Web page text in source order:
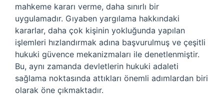
mahkeme kararı verme, daha sınırlı bir
uygulamadır. Gıyaben yargılama hakkındaki
kararlar, daha çok kişinin yokluğunda yapılan
işlemleri hızlandırmak adına başvurulmuş ve çeşitli
hukuki güvence mekanizmaları ile denetlenmiştir.
Bu, aynı zamanda devletlerin hukuki adaleti
sağlama noktasında attıkları önemli adımlardan biri
olarak öne çıkmaktadır.